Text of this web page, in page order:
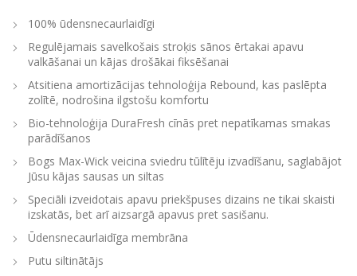
100% ūdensnecaurlaidīgi
Regulējamais savelkošais stroķis sānos ērtakai apavu
valkāšanai un kājas drošākai fiksēšanai
Atsitiena amortizācijas tehnoloģija Rebound, kas paslēpta
zolītē, nodrošina ilgstošu komfortu
Bio-tehnoloģija DuraFresh cīnās pret nepatīkamas smakas
parādīšanos
Bogs Max-Wick veicina sviedru tūlītēju izvadīšanu, saglabājot
Jūsu kājas sausas un siltas
Speciāli izveidotais apavu priekšpuses dizains ne tikai skaisti
izskatās, bet arī aizsargā apavus pret sasišanu.
Ūdensnecaurlaidīga membrāna
Putu siltinātājs